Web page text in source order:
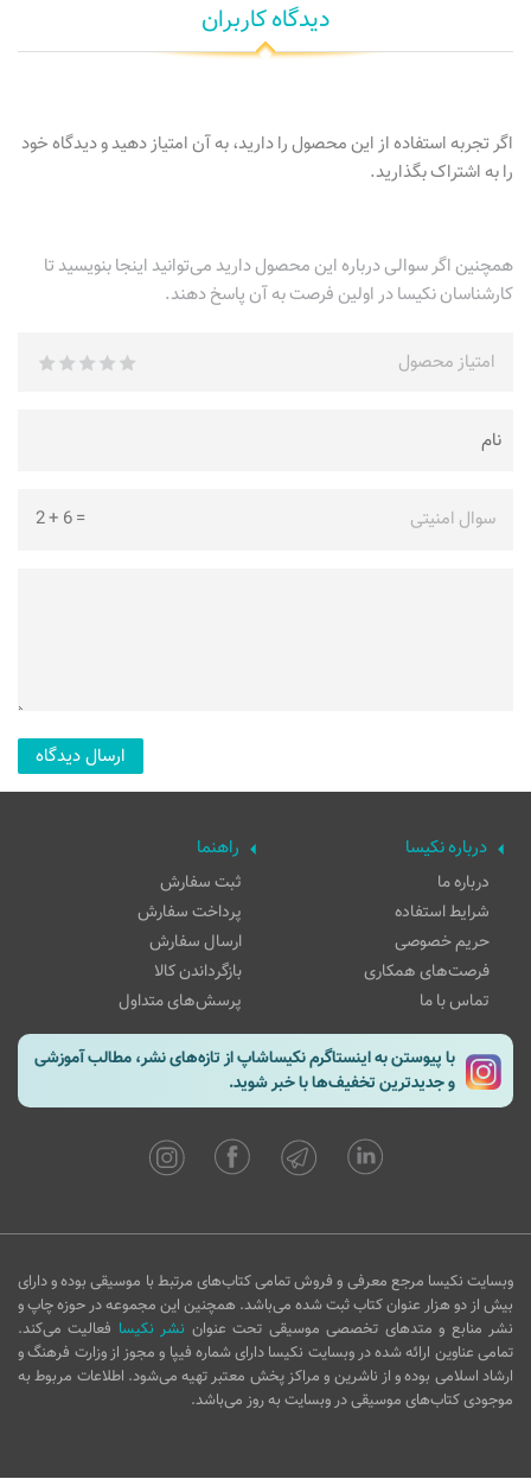
دیدگاه کاربران
اگر تجربه استفاده از این محصول را دارید، به آن امتیاز دهید و دیدگاه خود
را به اشتراک بگذارید.
همچنین اگر سوالی درباره این محصول دارید می‌توانید اینجا بنویسید تا
کارشناسان نکیسا در اولین فرصت به آن پاسخ دهند.
امتیاز محصول
سوال امنیتی =
6
+
2
درباره نکیسا
درباره ما
شرایط استفاده
حریم خصوصی
فرصت‌های همکاری
تماس با ما
راهنما
ثبت سفارش
پرداخت سفارش
ارسال سفارش
بازگرداندن کالا
پرسش‌های متداول
با پیوستن به اینستاگرم نکیساشاپ از تازه‌های نشر، مطالب آموزشی
و جدیدترین تخفیف‌ها با خبر شوید.
وبسایت نکیسا مرجع معرفی و فروش تمامی کتاب‌های مرتبط با موسیقی بوده و دارای
بیش از دو هزار عنوان کتاب ثبت شده می‌باشد. همچنین این مجموعه در حوزه چاپ و
نشر منابع و متدهای تخصصی موسیقی تحت عنوان نشر نکیسا فعالیت می‌کند.
تمامی عناوین ارائه شده در وبسایت نکیسا دارای شماره فیپا و مجوز از وزارت فرهنگ و
ارشاد اسلامی بوده و از ناشرین و مراکز پخش معتبر تهیه می‌شود. اطلاعات مربوط به
موجودی کتاب‌های موسیقی در وبسایت به روز می‌باشد.